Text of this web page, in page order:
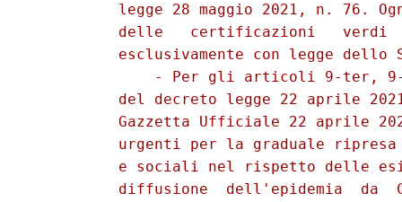
legge 28 maggio 2021, n. 76.
delle   certificazioni   verdi
esclusivamente con legge dello
- Per gli articoli 9-ter,
del decreto legge 22 aprile
Gazzetta Ufficiale 22 aprile
urgenti per la graduale
e sociali nel rispetto delle
diffusione  dell'epidemia  da